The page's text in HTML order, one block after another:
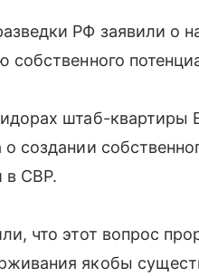
РФ заявили о
собственного
штаб-квартиры
создании
в СВР.
что этот вопрос
якобы